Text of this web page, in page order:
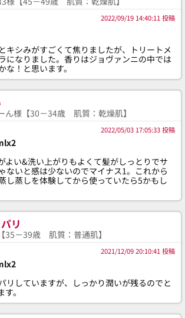
2022/09/19 14:40:11 投稿
キシみがすごくて焦りましたが、トリートメ
になりました。香りはジョヴァンニの中では
な！と思います。
ん様【30－34歳 肌質：乾燥肌】
2022/05/03 17:05:33 投稿
よい&洗い上がりもよくて髪がしっとりでサ
ないと感は少ないのでマイナス1。これから
し蒸しを体験してから使っていたら5かもし
リ
35－39歳 肌質：普通肌】
2021/12/09 20:10:41 投稿
リしていますが、しっかり潤いが残るのでと
。